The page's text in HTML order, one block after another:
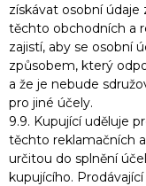
získávat osobní
těchto obchodních a
zajistí, aby se osobní
způsobem, který
a že je nebude
pro jiné účely.
9.9. Kupující uděluje
těchto reklamačních
určitou do splnění
kupujícího.